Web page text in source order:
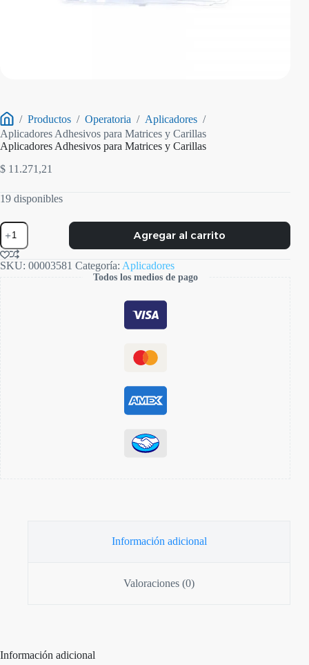
Inicio
/ Productos / Operatoria / Aplicadores /
Aplicadores Adhesivos para Matrices y Carillas
Aplicadores Adhesivos para Matrices y Carillas
$ 11.271,21
19 disponibles
Aplicadores
Adhesivos
para
Matrices
y
Agregar al carrito
SKU: 00003581 Categoría: Aplicadores
Todos los medios de pago
Información adicional
Valoraciones (0)
Información adicional